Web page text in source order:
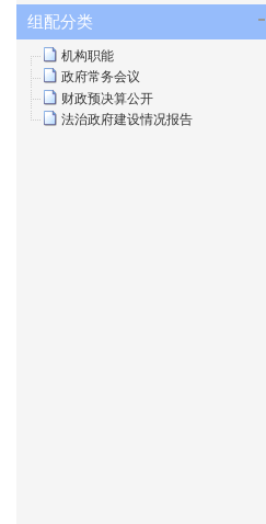
组配分类
机构职能
政府常务会议
财政预决算公开
法治政府建设情况报告